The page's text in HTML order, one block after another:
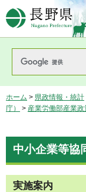
ホーム > 県政情報・統計
庁）
> 産業労働部産業
中小企業等協
実施案内